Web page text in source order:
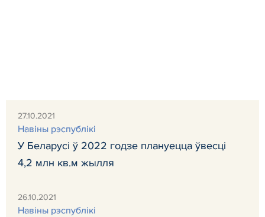
27.10.2021
Навiны рэспублiкi
У Беларусі ў 2022 годзе плануецца ўвесці
4,2 млн кв.м жылля
26.10.2021
Навiны рэспублiкi